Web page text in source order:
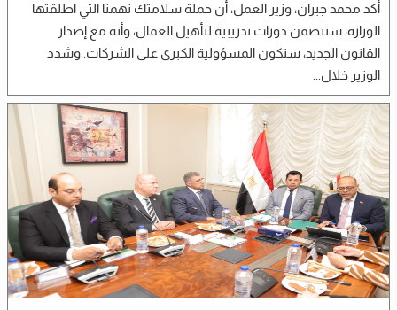
أكد محمد جبران، وزير العمل، أن حملة سلامتك تهمنا التي اطلقتها
الوزارة، ستتضمن دورات تدريبية لتأهيل العمال، وأنه مع إصدار
القانون الجديد، ستكون المسؤولية الكبرى على الشركات. وشدد
الوزير خلال...